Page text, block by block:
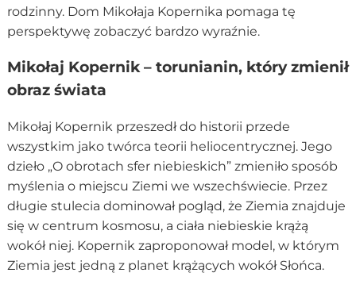
rodzinny. Dom Mikołaja Kopernika pomaga tę
perspektywę zobaczyć bardzo wyraźnie.
Mikołaj Kopernik – torunianin, który zmienił
obraz świata
Mikołaj Kopernik przeszedł do historii przede
wszystkim jako twórca teorii heliocentrycznej. Jego
dzieło „O obrotach sfer niebieskich” zmieniło sposób
myślenia o miejscu Ziemi we wszechświecie. Przez
długie stulecia dominował pogląd, że Ziemia znajduje
się w centrum kosmosu, a ciała niebieskie krążą
wokół niej. Kopernik zaproponował model, w którym
Ziemia jest jedną z planet krążących wokół Słońca.